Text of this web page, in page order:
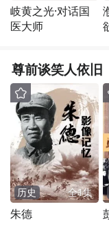
岐黄之光·对话国
医大师
尊前谈笑人依旧
历史 全1集
朱德